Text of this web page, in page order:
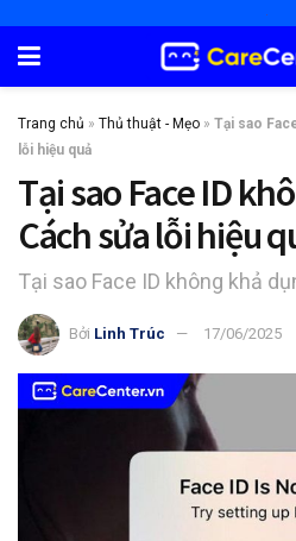
Trang chủ » Thủ thuật - Mẹo » Tại sao
lỗi hiệu quả
Tại sao Face ID
Cách sửa lỗi hiệu
Tại sao Face ID không khả
Bởi Linh Trúc 17/06/2025